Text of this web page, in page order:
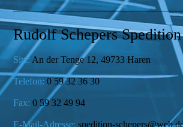
Rudolf Schepers
Sitz:An der Tenge 12, 49733 Haren
Telefon: 0 59 32 36 30
Fax: 0 59 32 49 94
E-Mail-Adresse: spedition-